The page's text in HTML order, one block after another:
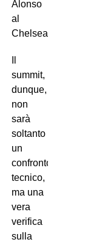
Alonso
al
Chelsea.
summit,
dunque,
non
sarà
soltanto
un
confronto
tecnico,
ma una
vera
verifica
sulla